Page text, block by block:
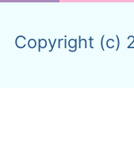
Copyright (c)